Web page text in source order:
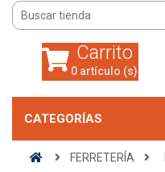
Carrito
0 artículo (s)
CATEGORÍAS
FERRETERÍA